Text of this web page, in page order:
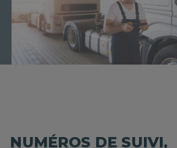
NUMÉROS DE SUIVI,